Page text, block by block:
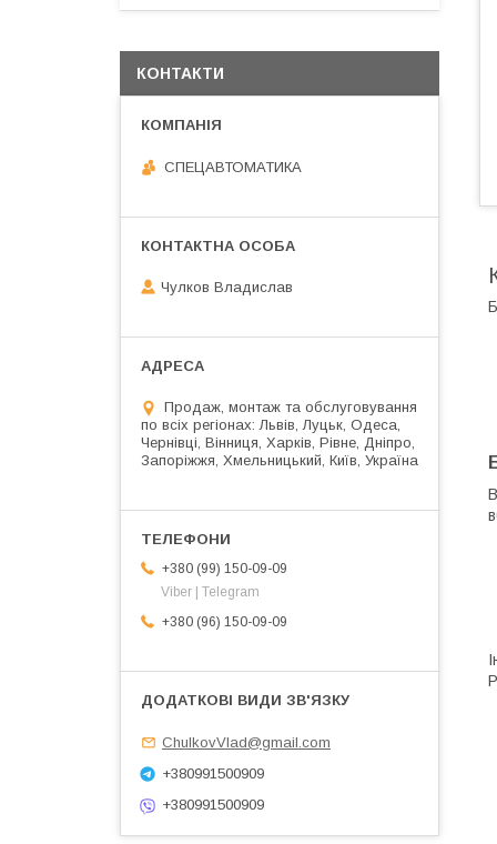
КОНТАКТИ
СПЕЦАВТОМАТИКА
Чулков Владислав
Продаж, монтаж та обслуговування
по всіх регіонах: Львів, Луцьк, Одеса,
Чернівці, Вінниця, Харків, Рівне, Дніпро,
Запоріжжя, Хмельницький, Київ, Україна
+380 (99) 150-09-09
Viber | Telegram
+380 (96) 150-09-09
ChulkovVlad@gmail.com
+380991500909
+380991500909